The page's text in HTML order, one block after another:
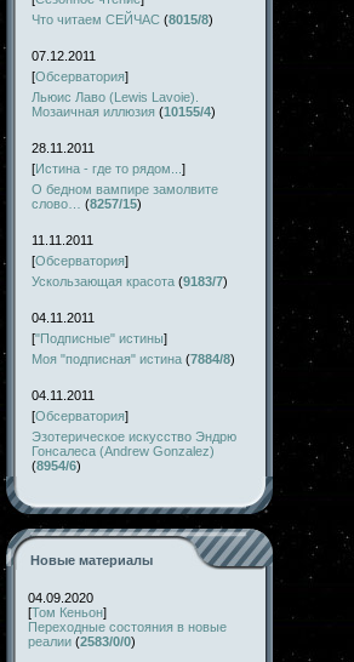
Что читаем СЕЙЧАС (8015/8)
07.12.2011
[Обсерватория]
Льюис Лаво (Lewis Lavoie).
Мозаичная иллюзия (10155/4)
28.11.2011
[Истина - где то рядом... ]
О бедном вампире замолвите
слово…
(8257/15)
11.11.2011
[Обсерватория]
Ускользающая красота (9183/7)
04.11.2011
["Подписные" истины]
Моя "подписная" истина (7884/8)
04.11.2011
[Обсерватория]
Эзотерическое искусство Эндрю
Гонсалеса (Andrew Gonzalez)
(8954/6)
Новые материалы
04.09.2020
[Том Кеньон]
Переходные состояния в новые
реалии (2583/0/0)